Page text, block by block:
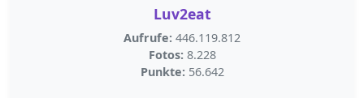
Luv2eat
Aufrufe: 446.119.812
Fotos: 8.228
Punkte: 56.642